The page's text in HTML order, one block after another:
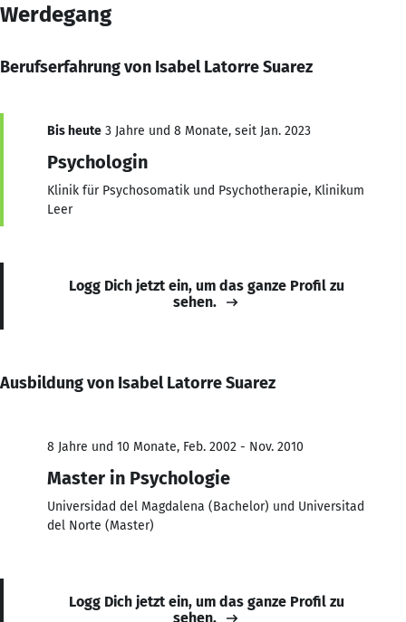
Werdegang
Berufserfahrung von Isabel Latorre Suarez
Bis heute 3 Jahre und 8 Monate, seit Jan. 2023
Psychologin
Klinik für Psychosomatik und Psychotherapie, Klinikum
Leer
Logg Dich jetzt ein, um das ganze Profil zu
sehen.
Ausbildung von Isabel Latorre Suarez
8 Jahre und 10 Monate, Feb. 2002 - Nov. 2010
Master in Psychologie
Universidad del Magdalena (Bachelor) und Universitad
del Norte (Master)
Logg Dich jetzt ein, um das ganze Profil zu
sehen.